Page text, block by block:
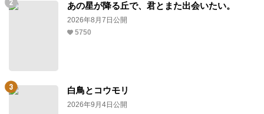
あの星が降る丘で、君とまた出会いたい。
2026年8月7日公開
5750
白鳥とコウモリ
2026年9月4日公開